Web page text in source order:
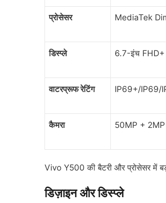
प्रोसेसर MediaTek
डिस्प्ले 6.7-इंच
वाटरप्रूफ रेटिंग IP69+/IP69/
कैमरा 50MP + 2MP
Vivo Y500 की बैटरी और प्रोसेसर में
डिज़ाइन और डिस्प्ले